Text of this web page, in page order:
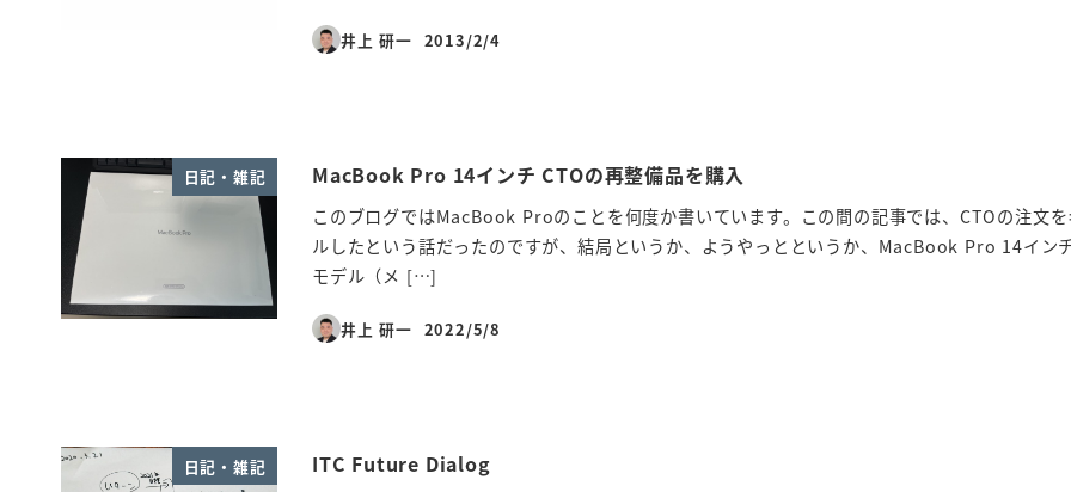
井上 研一
投稿日
2013/2/4
日記・雑記 MacBook Pro 14インチ CTOの再整備品を購入
このブログではMacBook Proのことを何度か書いています。この間の記事では、CTOの注文
ルしたという話だったのですが、結局というか、ようやっとというか、MacBook Pro 14イン
モデル（メ […]
井上 研一
投稿日
2022/5/8
日記・雑記 ITC Future Dialog